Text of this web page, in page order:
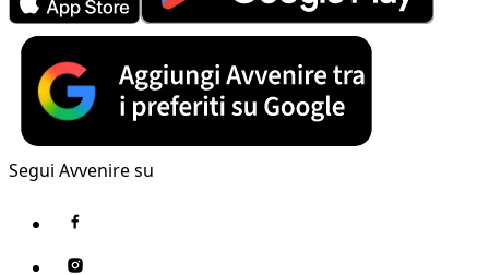
Segui Avvenire su